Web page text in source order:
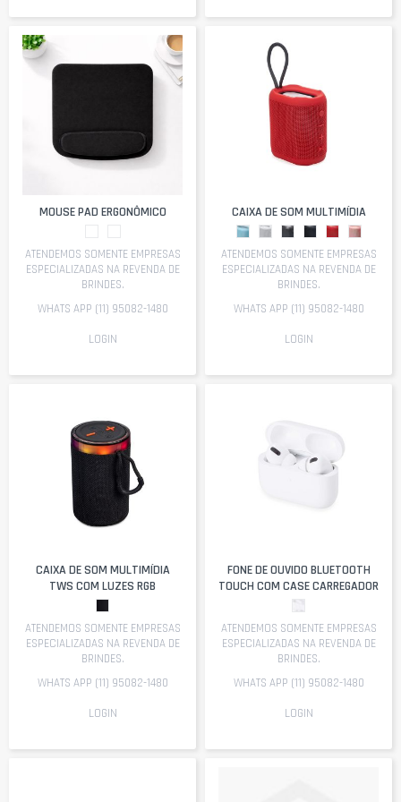
MOUSE PAD ERGONÔMICO
ATENDEMOS SOMENTE EMPRESAS
ESPECIALIZADAS NA REVENDA DE
BRINDES.
WHATS APP (11) 95082-1480
LOGIN
CAIXA DE SOM MULTIMÍDIA
ATENDEMOS SOMENTE EMPRESAS
ESPECIALIZADAS NA REVENDA DE
BRINDES.
WHATS APP (11) 95082-1480
LOGIN
CAIXA DE SOM MULTIMÍDIA
TWS COM LUZES RGB
ATENDEMOS SOMENTE EMPRESAS
ESPECIALIZADAS NA REVENDA DE
BRINDES.
WHATS APP (11) 95082-1480
LOGIN
FONE DE OUVIDO BLUETOOTH
TOUCH COM CASE CARREGADOR
ATENDEMOS SOMENTE EMPRESAS
ESPECIALIZADAS NA REVENDA DE
BRINDES.
WHATS APP (11) 95082-1480
LOGIN